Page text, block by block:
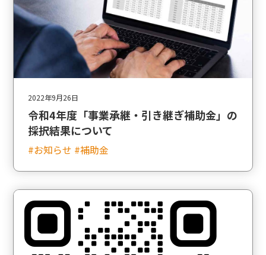
2022年9月26日
令和4年度「事業承継・引き継ぎ補助金」の
採択結果について
#お知らせ #補助金